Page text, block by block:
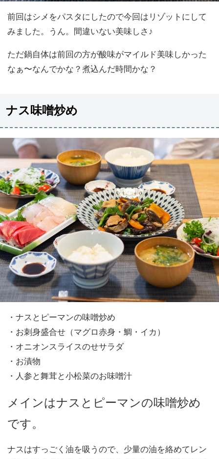
前回はシメをパスタにしたので今回はリゾットにして
みました。うん。間違いない美味しさ♪
ただ鍋自体は前回の方が酸味がマイルド美味しかった
なぁ〜なんでかな？煮込んだ時間かな？
ナス味噌炒め
・ナスとピーマンの味噌炒め
・お刺身盛合せ（マグロ赤身・鯛・イカ）
・オニオンスライスのせサラダ
・お漬物
・人参と舞茸と小松菜のお味噌汁
メインはナスとピーマンの味噌炒め
です。
ナスはすっごく油を吸うので、少量の油を絡めてレン